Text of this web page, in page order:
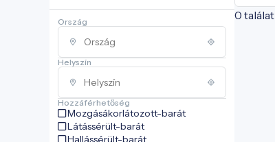
Ország
Helyszín
Hozzáférhetőség
Mozgásákorlátozott-barát
Látássérült-barát
Hallássérült-barát
0 találat